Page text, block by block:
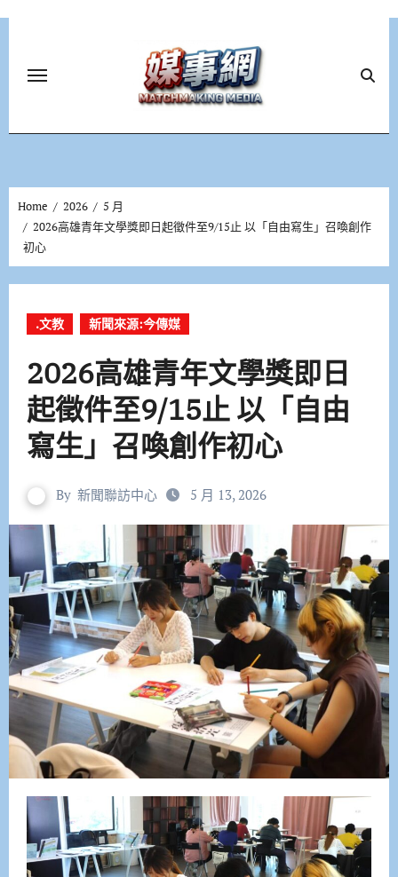
Home 2026
5 月
2026高雄青年文學獎即日起徵件至9/15止 以「自由寫生」召喚創作
初心
.文教 新聞來源:今傳媒
2026高雄青年文學獎即日
起徵件至9/15止 以「自由
寫生」召喚創作初心
By 新聞聯訪中心 5 月 13, 2026